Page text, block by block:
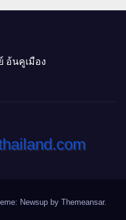
อ้นคูเมือง
Newsup by Themeansar.